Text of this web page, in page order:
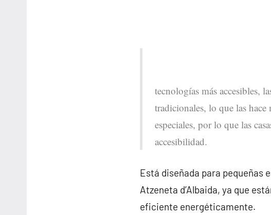
tecnologías más accesibles,
tradicionales, lo que las hace
especiales, por lo que las
accesibilidad.
Está diseñada para pequeñas
Atzeneta d’Albaida, ya que
eficiente energéticamente.